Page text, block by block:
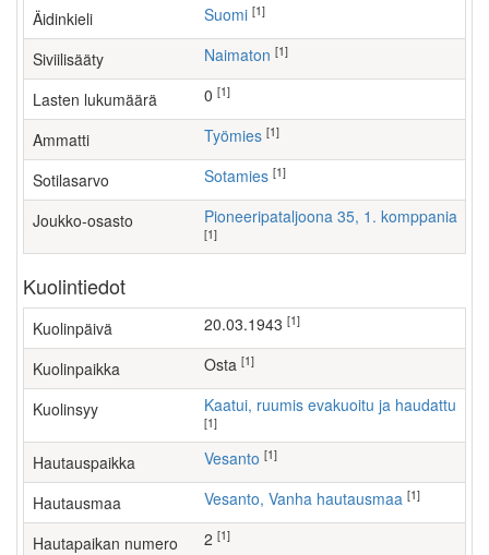
Äidinkieli Suomi [1]
Siviilisääty Naimaton [1]
Lasten lukumäärä [1]
Ammatti työmies [1]
Sotilasarvo Sotamies [1]
Joukko-osasto Pioneeripataljoona 35, 1. komppania
[1]
Kuolintiedot
Kuolinpäivä 20.03.1943 [1]
Kuolinpaikka Osta [1]
Kuolinsyy Kaatui, ruumis evakuoitu ja haudattu
[1]
Hautauspaikka Vesanto [1]
Hautausmaa Vesanto, Vanha hautausmaa [1]
Hautapaikan numero [1]